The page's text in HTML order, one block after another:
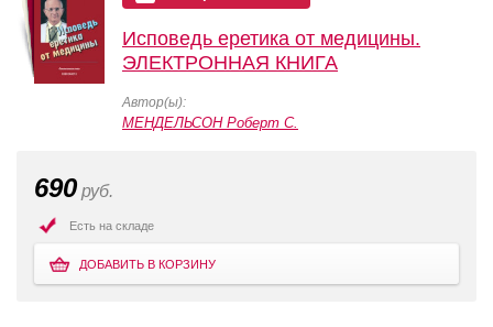
Исповедь еретика от медицины.
ЭЛЕКТРОННАЯ КНИГА
Автор(ы):
МЕНДЕЛЬСОН Роберт С.
690 руб.
Есть на складе
ДОБАВИТЬ В КОРЗИНУ